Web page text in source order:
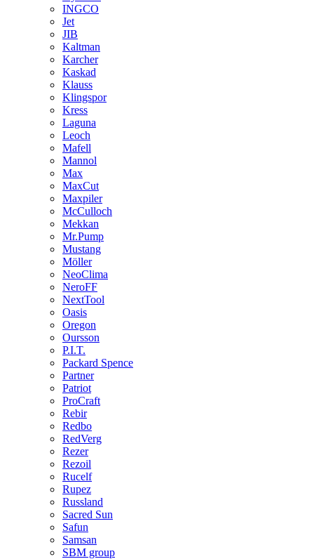
INGCO
Jet
JIB
Kaltman
Karcher
Kaskad
Klauss
Klingspor
Kress
Laguna
Leoch
Mafell
Mannol
Max
MaxCut
Maxpiler
McCulloch
Mekkan
Mr.Pump
Mustang
Möller
NeoClima
NeroFF
NextTool
Oasis
Oregon
Oursson
P.I.T.
Packard Spence
Partner
Patriot
ProCraft
Rebir
Redbo
RedVerg
Rezer
Rezoil
Rucelf
Rupez
Russland
Sacred Sun
Safun
Samsan
SBM group